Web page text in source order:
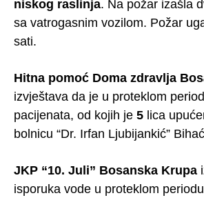
niskog raslinja. Na požar izašla
sa vatrogasnim vozilom. Požar
sati.
Hitna pomoć Doma zdravlja
izvještava da je u proteklom
pacijenata, od kojih je 5 lica
bolnicu “Dr. Irfan Ljubijankić”
JKP “10. Juli” Bosanska Krupa
isporuka vode u proteklom